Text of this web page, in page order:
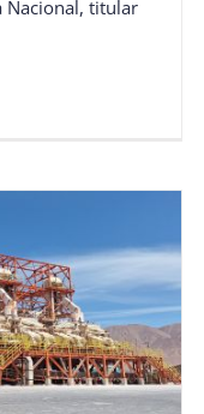
Nacional, titular